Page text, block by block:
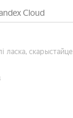
Cloud
ласка, скарыстайце